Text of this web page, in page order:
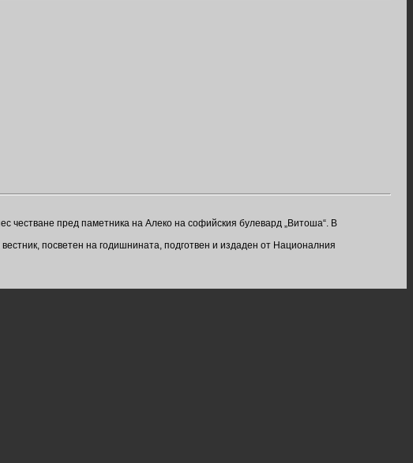
честване пред паметника на Алеко на софийския булевард „Витоша“. В
посветен на годишнината, подготвен и издаден от Националния